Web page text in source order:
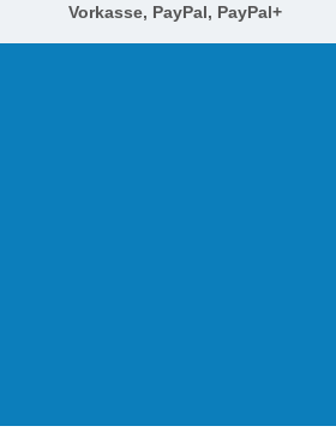
Vorkasse, PayPal, PayPal+